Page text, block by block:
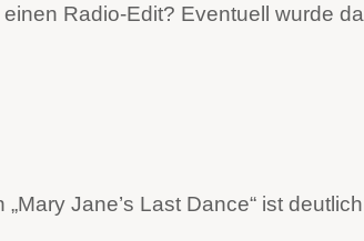
Radio-Edit? Eventuell wurde
Jane’s Last Dance“ ist